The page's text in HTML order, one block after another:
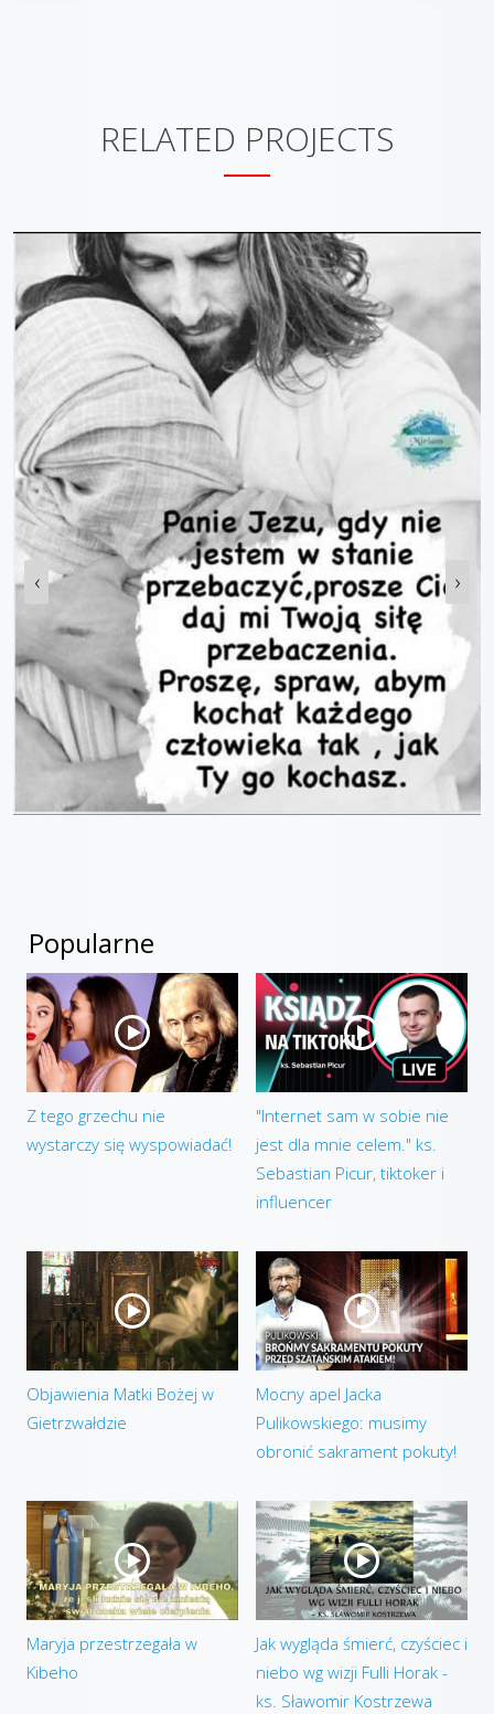
RELATED PROJECTS
‹ ›
Popularne
Z tego grzechu nie
wystarczy się wyspowiadać!
"Internet sam w sobie nie
jest dla mnie celem." ks.
Sebastian Picur, tiktoker i
influencer
Objawienia Matki Bożej w
Gietrzwałdzie
Mocny apel Jacka
Pulikowskiego: musimy
obronić sakrament pokuty!
Maryja przestrzegała w
Kibeho
Jak wygląda śmierć, czyściec i
niebo wg wizji Fulli Horak -
ks. Sławomir Kostrzewa